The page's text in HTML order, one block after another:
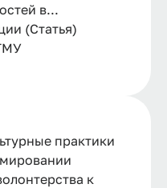
в...
(Статья)
практики
к